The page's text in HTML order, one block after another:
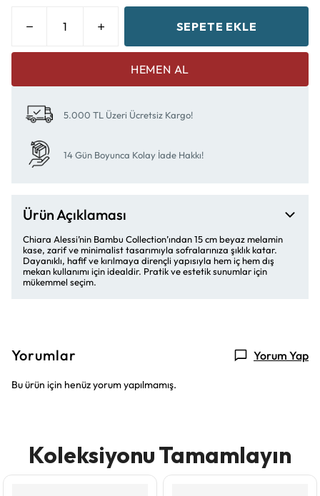
SEPETE EKLE
HEMEN AL
5.000 TL Üzeri Ücretsiz Kargo!
14 Gün Boyunca Kolay İade Hakkı!
Ürün Açıklaması
Chiara Alessi’nin Bambu Collection’ından 15 cm beyaz melamin
kase, zarif ve minimalist tasarımıyla sofralarınıza şıklık katar.
Dayanıklı, hafif ve kırılmaya dirençli yapısıyla hem iç hem dış
mekan kullanımı için idealdir. Pratik ve estetik sunumlar için
mükemmel seçim.
Yorumlar Yorum Yap
Bu ürün için henüz yorum yapılmamış.
Koleksiyonu Tamamlayın